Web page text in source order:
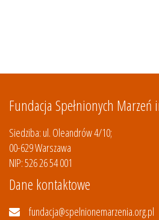
Fundacja Spełnionych Marzeń
Siedziba: ul. Oleandrów 4/10;
00-629 Warszawa
NIP: 526 26 54 001
Dane kontaktowe
fundacja@spelnionemarzenia.org.pl